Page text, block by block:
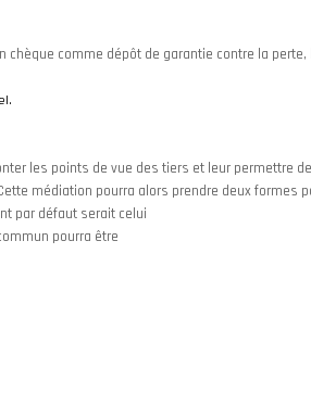
comme dépôt de garantie contre la
les points de vue des tiers et leur permettre
médiation pourra alors prendre deux formes
par défaut serait celui
pourra être